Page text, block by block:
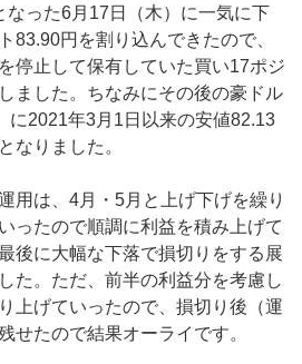
なった6月17日（木）に一気に下
83.90円を割り込んできたので、
停止して保有していた買い17ポジ
ました。ちなみにその後の豪ドル
に2021年3月1日以来の安値82.13
なりました。
用は、4月・5月と上げ下げを繰り
ったので順調に利益を積み上げて
後に大幅な下落で損切りをする展
た。ただ、前半の利益分を考慮し
上げていったので、損切り後（運
せたので結果オーライです。